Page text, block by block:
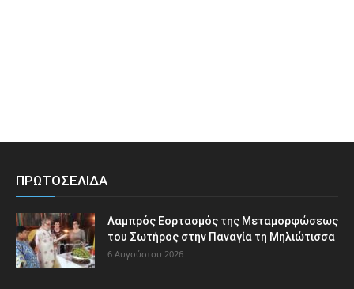
ΠΡΩΤΟΣΕΛΙΔΑ
Λαμπρός Εορτασμός της Μεταμορφώσεως
του Σωτήρος στην Παναγία τη Μηλιώτισσα
6 Αυγούστου 2026